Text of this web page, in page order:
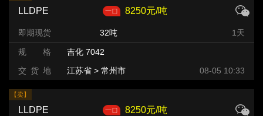
LLDPE 8250元/吨
即期现货 32吨 1天
规 格
吉化 7042
交 货 地
江苏省 > 常州市 08-05 10:33
【卖】
LLDPE 8250元/吨